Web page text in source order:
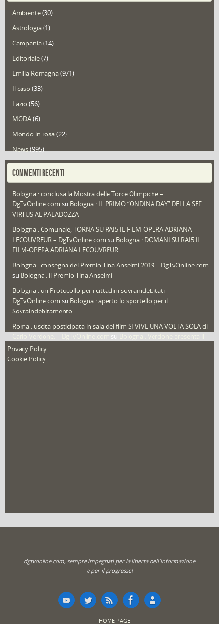
Ambiente(30)
Astrologia(1)
Campania(14)
Editoriale(7)
Emilia Romagna(971)
Il caso (33)
Lazio (56)
MODA(6)
Mondo in rosa(22)
News(995)
Portfolio(1)
Redazioni(1.052)
Speciali (22)
Sport
That's Bologna Magazine(25)
Video (archivio) (263)
COMMENTI RECENTI
Bologna : conclusa la Mostra delle Torce Olimpiche –
DgTvOnline.com su Bologna : IL PRIMO “ONDINA DAY” DELLA SEF
VIRTUS AL PALADOZZA
Bologna : Comunale, TORNA SU RAI5 IL FILM-OPERA ADRIANA
LECOUVREUR – DgTvOnline.com su Bologna : DOMANI SU RAI5 IL
FILM-OPERA ADRIANA LECOUVREUR
Bologna : consegna del Premio Tina Anselmi 2019 – DgTvOnline.com
su Bologna : il Premio Tina Anselmi
Bologna : un Protocollo per i cittadini sovraindebitati –
DgTvOnline.com su Bologna : aperto lo sportello per il
Sovraindebitamento
Roma : uscita posticipata in sala del film SI VIVE UNA VOLTA SOLA di
su
nuovo film
Privacy Policy
Cookie Policy
dgtvonline.com, sempre impegnati per la liberta dell'informazione
e per il progresso!
HOME PAGE